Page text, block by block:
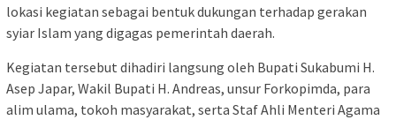
lokasi kegiatan sebagai bentuk dukungan terhadap gerakan
syiar Islam yang digagas pemerintah daerah.
Kegiatan tersebut dihadiri langsung oleh Bupati Sukabumi H.
Asep Japar, Wakil Bupati H. Andreas, unsur Forkopimda, para
alim ulama, tokoh masyarakat, serta Staf Ahli Menteri Agama